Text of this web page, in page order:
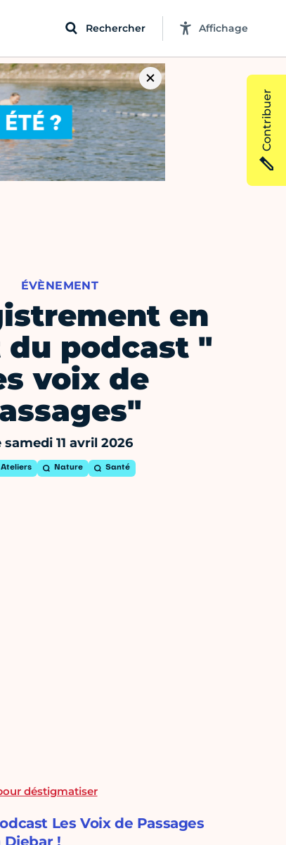
Rechercher Affichage
ÉVÈNEMENT
en
podcast "
voix de
samedi 11 avril 2026
Ateliers Nature Santé
déstigmatiser
Les Voix de Passages
!
Contribuer